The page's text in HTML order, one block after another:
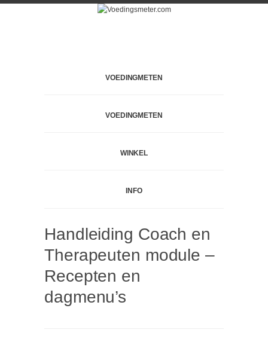
VOEDINGMETEN
VOEDINGMETEN
WINKEL
INFO
Handleiding Coach en
Therapeuten module –
Recepten en
dagmenu’s